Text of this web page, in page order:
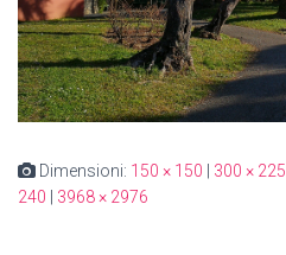
Dimensioni: 150 × 150 | 300 × 225
240 | 3968 × 2976